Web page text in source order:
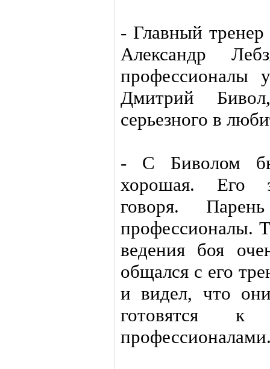
- Главный
Александр
профессионалы
Дмитрий
серьезного в
- С Биволом
хорошая. Его
говоря.
профессионалы.
ведения боя
общался с его
и видел, что
готовятся